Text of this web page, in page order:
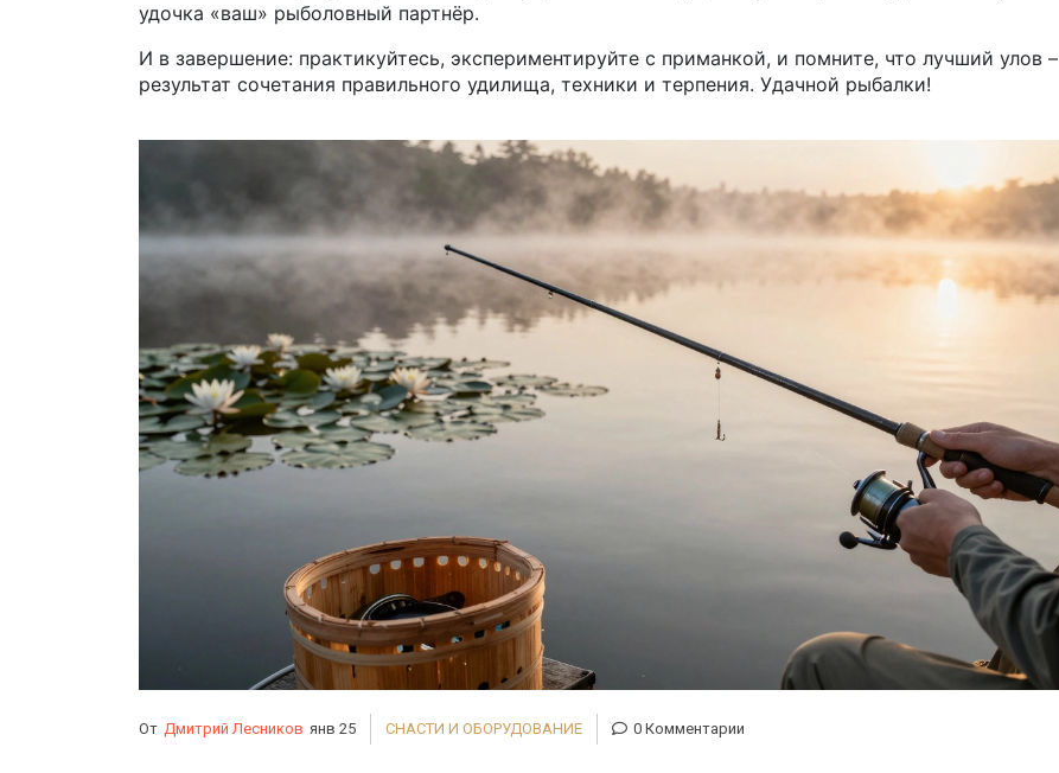
удочка «ваш» рыболовный партнёр.
И в завершение: практикуйтесь, экспериментируйте с приманкой, и помните, что лучший улов –
результат сочетания правильного удилища, техники и терпения. Удачной рыбалки!
От Дмитрий Лесников янв 25 СНАСТИ И ОБОРУДОВАНИЕ 0 Комментарии